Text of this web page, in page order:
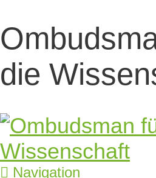
die
Navigation
OBUA-
OBUA-Toolbox für
Ombudspersonen
Home Beiträge